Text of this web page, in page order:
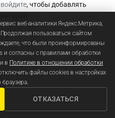
войдите, чтобы добавлять
веб-аналитики Яндекс.Метрика,
пользоваться сайтом
что были проинформированы
согласны с правилами обработки
в Политике в отношении обработки
файлы cookies в настройках
браузера.
ОТКАЗАТЬСЯ